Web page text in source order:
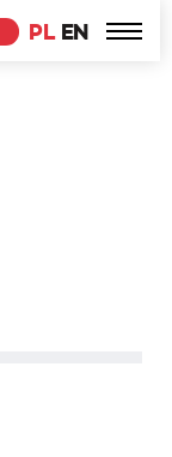
PL EN